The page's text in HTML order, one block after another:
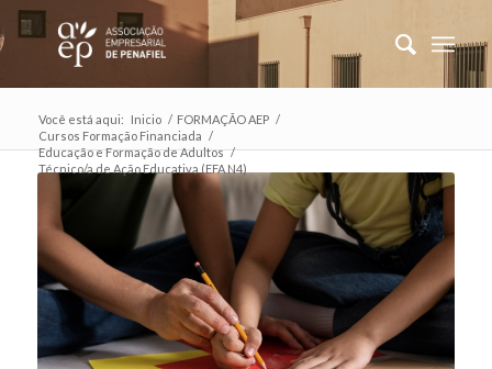
Você está aqui: Inicio / FORMAÇÃO AEP /
Cursos Formação Financiada /
Educação e Formação de Adultos /
Técnico/a de Ação Educativa (EFA N4)